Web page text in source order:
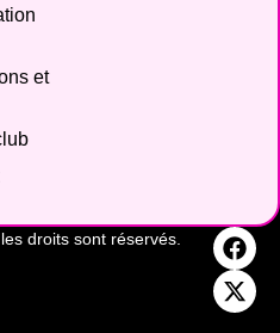
et
droits sont réservés.